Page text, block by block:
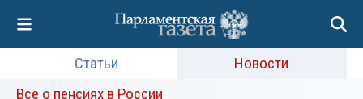
Статьи
Новости
Все о пенсиях в России